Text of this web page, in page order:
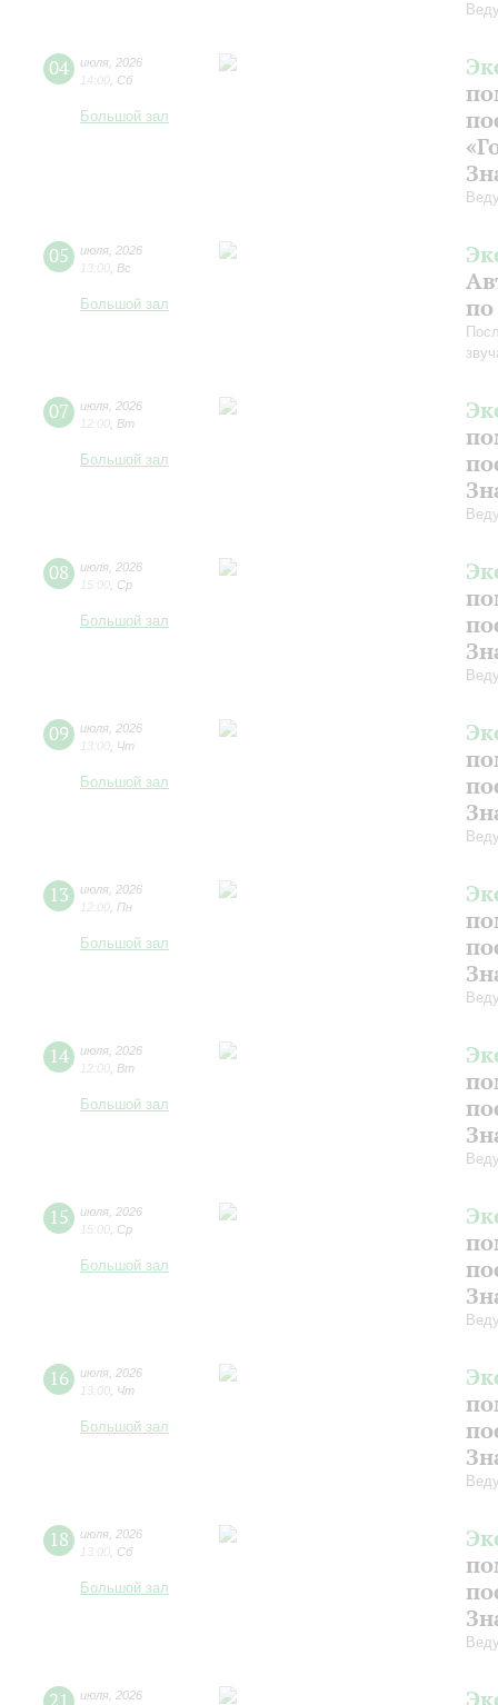
04 июля 2026
14:00 Сб
Большой зал
05 июля 2026
13:00 Вс
Большой зал
по
07 июля 2026
12:00 Вт
Большой зал
08 июля 2026
15:00 Ср
Большой зал
09 июля 2026
13:00 Чт
Большой зал
13 июля 2026
12:00 Пн
Большой зал
14 июля 2026
12:00 Вт
Большой зал
15 июля 2026
15:00 Ср
Большой зал
16 июля 2026
13:00 Чт
Большой зал
18 июля 2026
13:00 Сб
Большой зал
июля 2026